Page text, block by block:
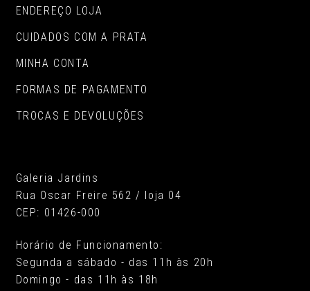
ENDEREÇO LOJA
CUIDADOS COM A PRATA
MINHA CONTA
FORMAS DE PAGAMENTO
TROCAS E DEVOLUÇÕES
Galeria Jardins
Rua Oscar Freire 562 / loja 04
CEP: 01426-000
Horário de Funcionamento:
Segunda a sábado - das 11h às 20h
Domingo - das 11h às 18h